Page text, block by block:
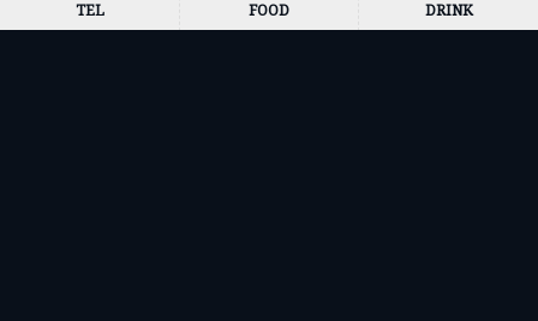
ホームページ開設
TEL FOOD DRINK